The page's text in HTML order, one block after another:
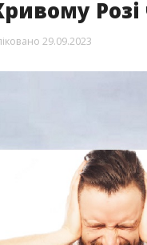
29.09.2023